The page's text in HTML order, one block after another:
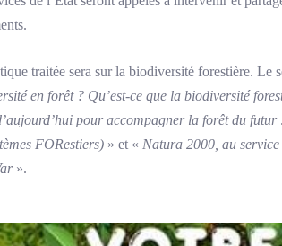
traitée sera sur la biodiversité forestière. Le
en forêt ? Qu’est-ce que la biodiversité
pour accompagner la forêt du
FORestiers) » et « Natura 2000, au
».